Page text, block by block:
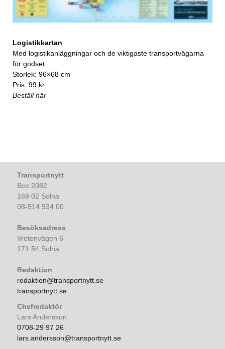
Logistikkartan
Med logistikanläggningar och de viktigaste transportvägarna
för godset.
Storlek: 96×68 cm
Pris: 99 kr.
Beställ här
Transportnytt
Box 2082
169 02 Solna
08-514 934 00
Besöksadress
Vretenvägen 6
171 54 Solna
Redaktion
redaktion@transportnytt.se
transportnytt.se
Chefredaktör
Lars Andersson
0708-29 97 26
lars.andersson@transportnytt.se